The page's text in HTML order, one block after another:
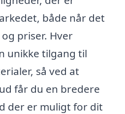
både når det
priser. Hver
unikke tilgang til
så ved at
får du en bredere
der er muligt for dit